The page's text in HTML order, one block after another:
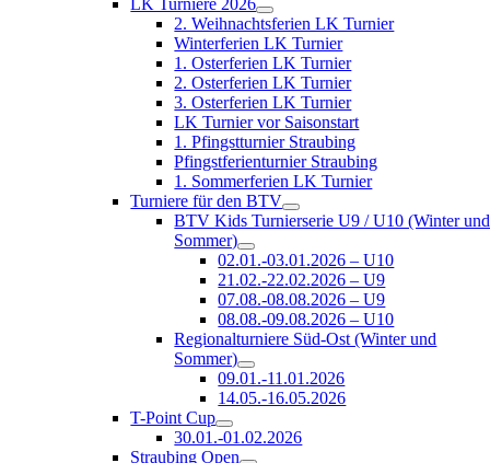
LK Turniere 2026
2. Weihnachtsferien LK Turnier
Winterferien LK Turnier
1. Osterferien LK Turnier
2. Osterferien LK Turnier
3. Osterferien LK Turnier
LK Turnier vor Saisonstart
1. Pfingstturnier Straubing
Pfingstferienturnier Straubing
1. Sommerferien LK Turnier
Turniere für den BTV
BTV Kids Turnierserie U9 / U10 (Winter und
Sommer)
02.01.-03.01.2026 – U10
21.02.-22.02.2026 – U9
07.08.-08.08.2026 – U9
08.08.-09.08.2026 – U10
Regionalturniere Süd-Ost (Winter und
Sommer)
09.01.-11.01.2026
14.05.-16.05.2026
T-Point Cup
30.01.-01.02.2026
Straubing Open